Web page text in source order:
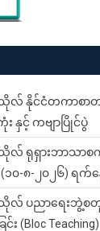
လ် နိုင်ငံတကာစာတ
နှင့် ကဗျာပြိုင်ပွဲ
လ် ရုရှားဘာသာစ
၁၀-၈-၂၀၂၆) ရက်
လ် ပညာရေးဘွဲ့စ
(Bloc